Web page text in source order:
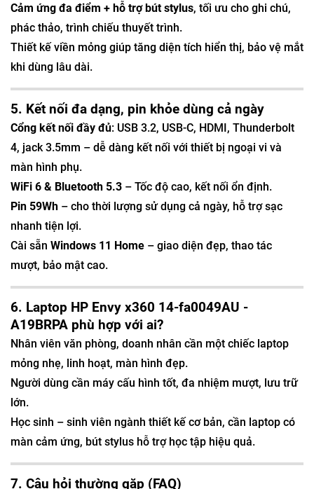
Cảm ứng đa điểm + hỗ trợ bút stylus, tối ưu cho ghi chú,
phác thảo, trình chiếu thuyết trình.
Thiết kế viền mỏng giúp tăng diện tích hiển thị, bảo vệ mắt
khi dùng lâu dài.
5. Kết nối đa dạng, pin khỏe dùng cả ngày
Cổng kết nối đầy đủ: USB 3.2, USB-C, HDMI, Thunderbolt
4, jack 3.5mm – dễ dàng kết nối với thiết bị ngoại vi và
màn hình phụ.
WiFi 6 & Bluetooth 5.3 – Tốc độ cao, kết nối ổn định.
Pin 59Wh – cho thời lượng sử dụng cả ngày, hỗ trợ sạc
nhanh tiện lợi.
Cài sẵn Windows 11 Home – giao diện đẹp, thao tác
mượt, bảo mật cao.
6. Laptop HP Envy x360 14-fa0049AU -
A19BRPA phù hợp với ai?
Nhân viên văn phòng, doanh nhân cần một chiếc laptop
mỏng nhẹ, linh hoạt, màn hình đẹp.
Người dùng cần máy cấu hình tốt, đa nhiệm mượt, lưu trữ
lớn.
Học sinh – sinh viên ngành thiết kế cơ bản, cần laptop có
màn cảm ứng, bút stylus hỗ trợ học tập hiệu quả.
7. Câu hỏi thường gặp (FAQ)